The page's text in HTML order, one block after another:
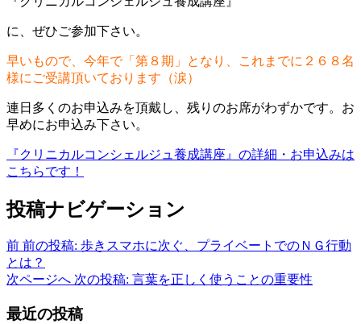
に、ぜひご参加下さい。
早いもので、今年で「第８期」となり、これまでに２６８名
様にご受講頂いております（涙）
連日多くのお申込みを頂戴し、残りのお席がわずかです。お
早めにお申込み下さい。
『クリニカルコンシェルジュ養成講座』の詳細・お申込みは
こちらです！
投稿ナビゲーション
前 前の投稿: 歩きスマホに次ぐ、プライベートでのＮＧ行動
とは？
次ページへ 次の投稿: 言葉を正しく使うことの重要性
最近の投稿